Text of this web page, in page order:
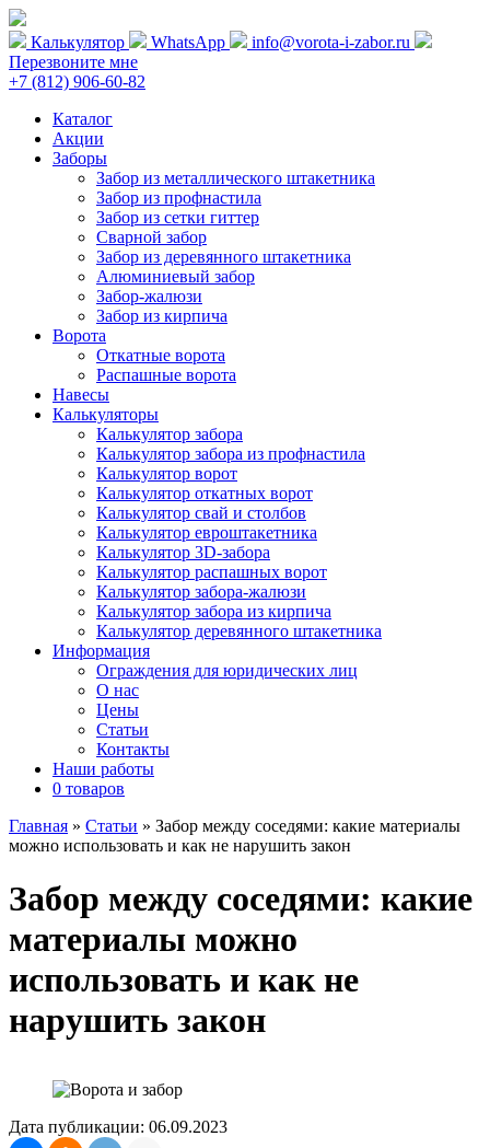
Калькулятор WhatsApp
info@vorota-i-zabor.ru
Перезвоните мне
+7 (812) 906-60-82
Каталог
Акции
Заборы
Забор из металлического штакетника
Забор из профнастила
Забор из сетки гиттер
Сварной забор
Забор из деревянного штакетника
Алюминиевый забор
Забор-жалюзи
Забор из кирпича
Ворота
Откатные ворота
Распашные ворота
Навесы
Калькуляторы
Калькулятор забора
Калькулятор забора из профнастила
Калькулятор ворот
Калькулятор откатных ворот
Калькулятор свай и столбов
Калькулятор евроштакетника
Калькулятор 3D-забора
Калькулятор распашных ворот
Калькулятор забора-жалюзи
Калькулятор забора из кирпича
Калькулятор деревянного штакетника
Информация
Ограждения для юридических лиц
О нас
Цены
Статьи
Контакты
Наши работы
0 товаров
Главная » Статьи » Забор между соседями: какие материалы
можно использовать и как не нарушить закон
Забор между соседями: какие
материалы можно
использовать и как не
нарушить закон
Дата публикации: 06.09.2023